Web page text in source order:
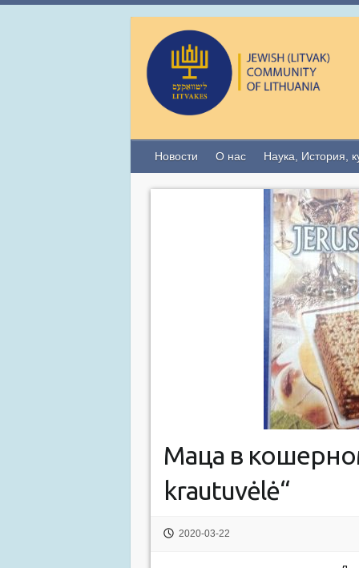
Новости О нас Наука, История,
Маца в
krautuvėlė“
2020-03-22